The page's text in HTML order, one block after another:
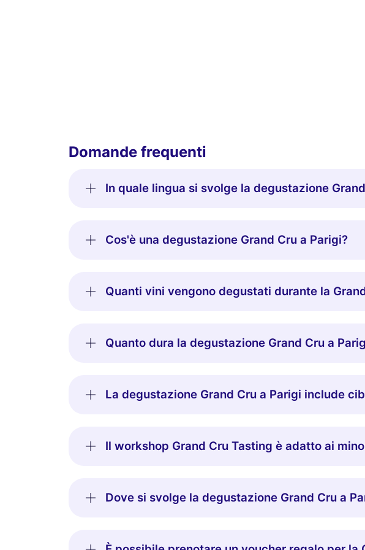
Domande frequenti
In quale lingua si svolge la degustazione
Cos'è una degustazione Grand Cru a Parigi?
Quanti vini vengono degustati durante la
Quanto dura la degustazione Grand Cru a
La degustazione Grand Cru a Parigi include
Il workshop Grand Cru Tasting è adatto ai
Dove si svolge la degustazione Grand Cru a